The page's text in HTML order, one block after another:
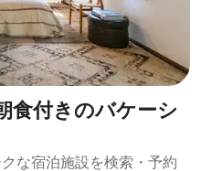
食付きのバケーシ
な宿泊施設を検索・予約